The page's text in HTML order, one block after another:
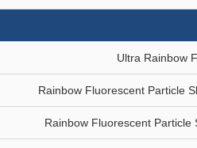
Ultra Rainbow
Rainbow Fluorescent Particle
Rainbow Fluorescent